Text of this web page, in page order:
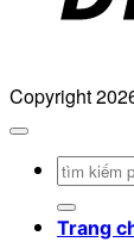
Copyright
Tìm
Trang